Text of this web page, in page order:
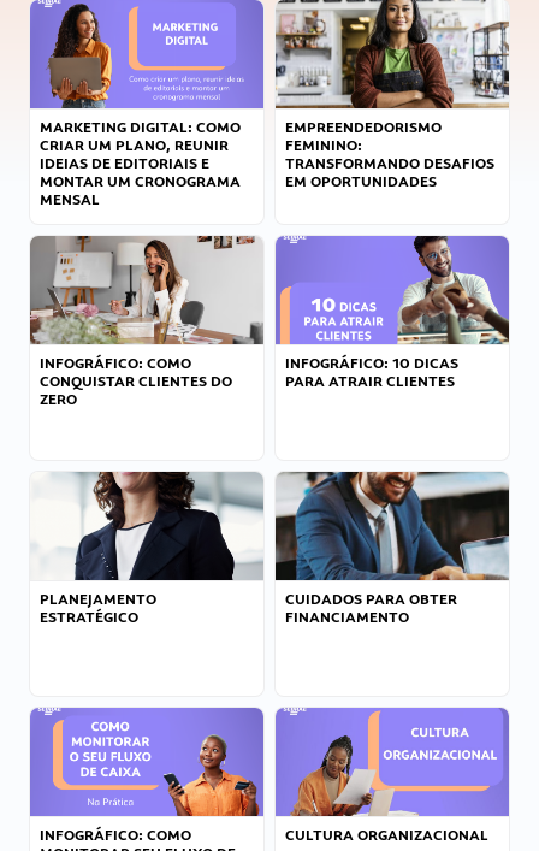
MARKETING DIGITAL: COMO
CRIAR UM PLANO, REUNIR
IDEIAS DE EDITORIAIS E
MONTAR UM CRONOGRAMA
MENSAL
EMPREENDEDORISMO
FEMININO:
TRANSFORMANDO DESAFIOS
EM OPORTUNIDADES
INFOGRÁFICO: COMO
CONQUISTAR CLIENTES DO
ZERO
INFOGRÁFICO: 10 DICAS
PARA ATRAIR CLIENTES
PLANEJAMENTO
ESTRATÉGICO
CUIDADOS PARA OBTER
FINANCIAMENTO
INFOGRÁFICO: COMO
CULTURA ORGANIZACIONAL